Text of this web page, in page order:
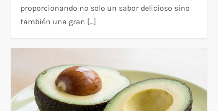
proporcionando no solo un sabor delicioso sino
también una gran […]